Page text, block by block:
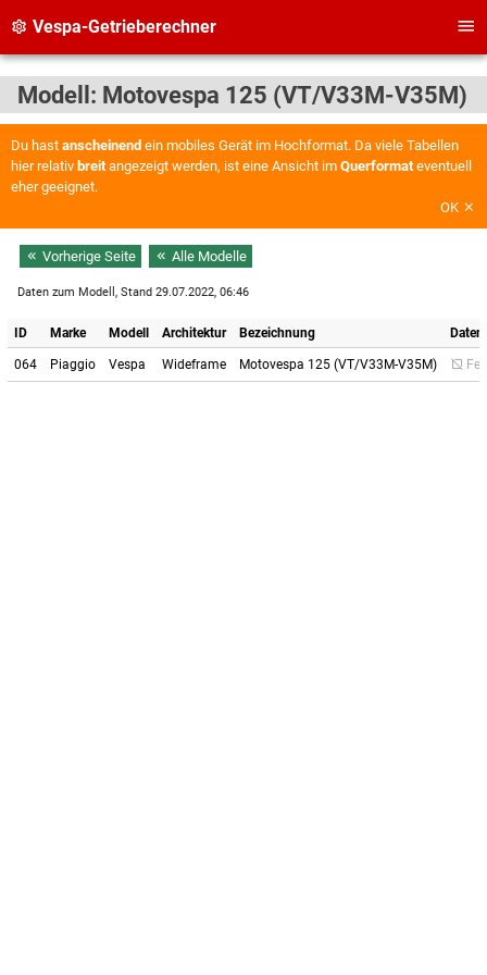
Vespa-Getrieberechner
Modell: Motovespa 125 (VT/V33M-V35M)
Du hast anscheinend ein mobiles Gerät im Hochformat. Da viele Tabellen
hier relativ breitangezeigt werden, ist eine Ansicht im Querformateventuell
eher geeignet.
OK
Vorherige Seite Alle Modelle
Daten zum Modell, Stand 29.07.2022, 06:46
ID Marke Modell Architektur Bezeichnung Daten
064 Piaggio Vespa Wideframe Motovespa 125 (VT/V33M-V35M)